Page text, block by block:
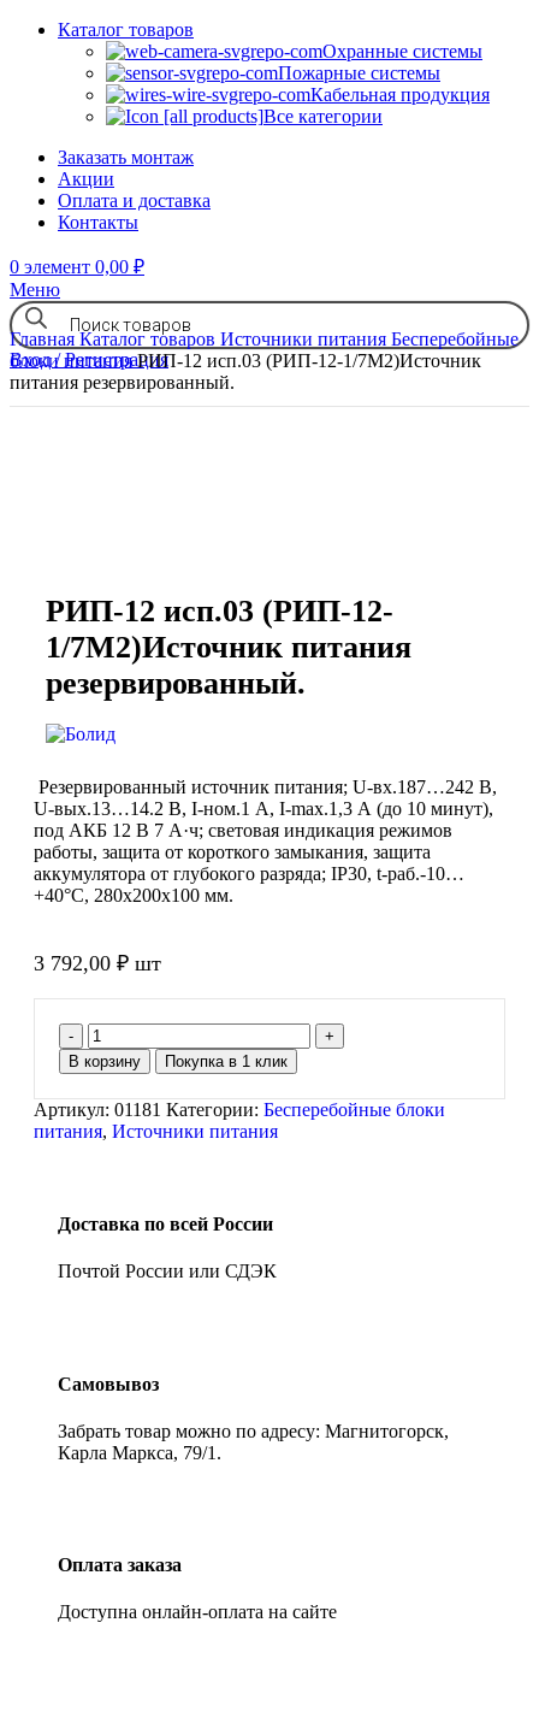
Каталог товаров
Охранные системы
Пожарные системы
Кабельная продукция
Все категории
Заказать монтаж
Акции
Оплата и доставка
Контакты
0 элемент 0,00 ₽
Меню
Вход / Регистрация
Главная Каталог товаров Источники питания Бесперебойные
блоки питанияРИП-12 исп.03 (РИП-12-1/7М2)Источник
питания резервированный.
РИП-12 исп.03 (РИП-12-
1/7М2)Источник питания
резервированный.
Резервированный источник питания; U-вх.187…242 В,
U-вых.13…14.2 В, I-ном.1 А, I-max.1,3 А (до 10 минут),
под АКБ 12 В 7 А·ч; световая индикация режимов
работы, защита от короткого замыкания, защита
аккумулятора от глубокого разряда; IP30, t-раб.-10…
+40°С, 280х200х100 мм.
3 792,00 ₽ шт
В корзину Покупка в 1 клик
Артикул: 01181 Категории: Бесперебойные блоки
питания, Источники питания
Доставка по всей России
Почтой России или СДЭК
Самовывоз
Забрать товар можно по адресу: Магнитогорск,
Карла Маркса, 79/1.
Оплата заказа
Доступна онлайн-оплата на сайте